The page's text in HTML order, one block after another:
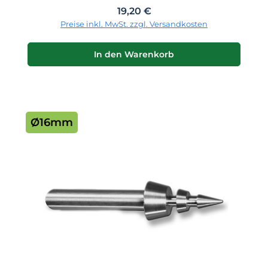
Regulärer Preis:
19,20 €
Preise inkl. MwSt. zzgl. Versandkosten
In den Warenkorb
Ø16mm